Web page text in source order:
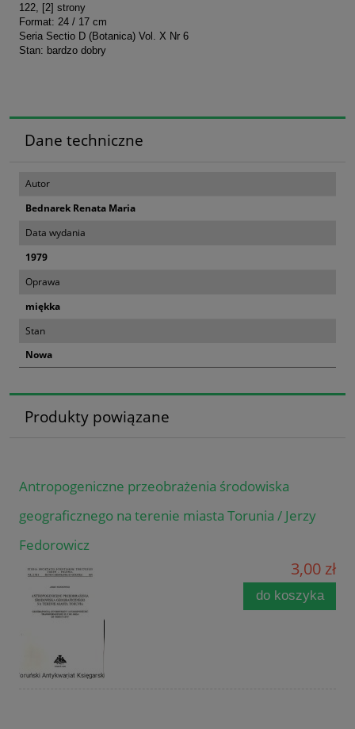
122, [2] strony
Format: 24 / 17 cm
Seria Sectio D (Botanica) Vol. X Nr 6
Stan: bardzo dobry
Dane techniczne
Autor
Bednarek Renata Maria
Data wydania
1979
Oprawa
miękka
Stan
Nowa
Produkty powiązane
Antropogeniczne przeobrażenia środowiska
geograficznego na terenie miasta Torunia / Jerzy
Fedorowicz
3,00 zł
do koszyka